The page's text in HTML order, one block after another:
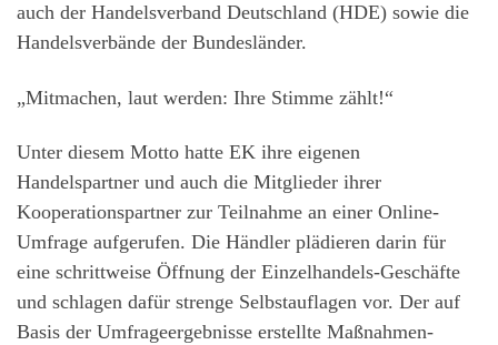
auch der Handelsverband Deutschland (HDE) sowie die
Handelsverbände der Bundesländer.
„Mitmachen, laut werden: Ihre Stimme zählt!“
Unter diesem Motto hatte EK ihre eigenen
Handelspartner und auch die Mitglieder ihrer
Kooperationspartner zur Teilnahme an einer Online-
Umfrage aufgerufen. Die Händler plädieren darin für
eine schrittweise Öffnung der Einzelhandels-Geschäfte
und schlagen dafür strenge Selbstauflagen vor. Der auf
Basis der Umfrageergebnisse erstellte Maßnahmen-